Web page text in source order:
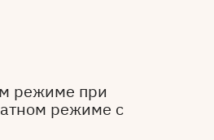
режиме при
режиме с